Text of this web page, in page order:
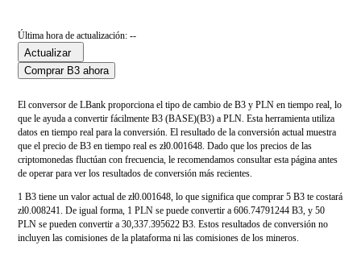
Última hora de actualización: --
Actualizar
Comprar B3 ahora
El conversor de LBank proporciona el tipo de cambio de B3 y PLN en tiempo real, lo
que le ayuda a convertir fácilmente B3 (BASE)(B3) a PLN. Esta herramienta utiliza
datos en tiempo real para la conversión. El resultado de la conversión actual muestra
que el precio de B3 en tiempo real es zł0.001648. Dado que los precios de las
criptomonedas fluctúan con frecuencia, le recomendamos consultar esta página antes
de operar para ver los resultados de conversión más recientes.
1 B3 tiene un valor actual de zł0.001648, lo que significa que comprar 5 B3 te costará
zł0.008241. De igual forma, 1 PLN se puede convertir a 606.74791244 B3, y 50
PLN se pueden convertir a 30,337.395622 B3. Estos resultados de conversión no
incluyen las comisiones de la plataforma ni las comisiones de los mineros.